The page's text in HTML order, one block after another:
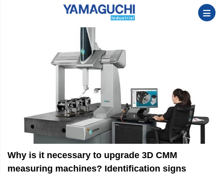
Why is it necessary to upgrade 3D CMM
measuring machines? Identification signs